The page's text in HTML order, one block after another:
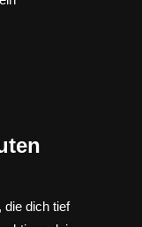
die dich tief